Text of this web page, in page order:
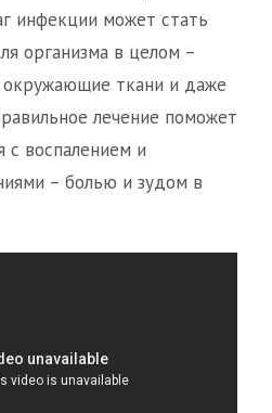
инфекции может стать
организма в целом –
окружающие ткани и даже
лечение поможет
с воспалением и
– болью и зудом в